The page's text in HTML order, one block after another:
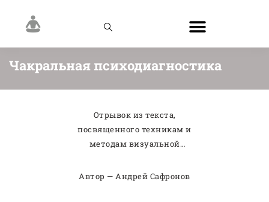
Чакральная психодиагностика
Отрывок из текста,
посвященного техникам и
методам визуальной
Автор — Андрей Сафронов